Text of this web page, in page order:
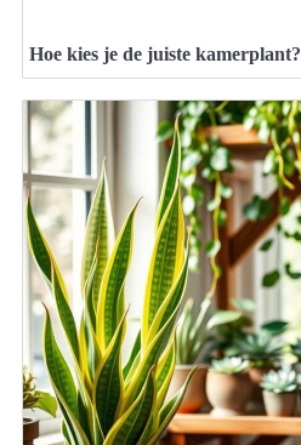
Hoe kies je de juiste kamerplant?